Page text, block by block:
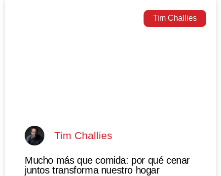
Tim Challies
Tim Challies
Mucho más que comida: por qué cenar
juntos transforma nuestro hogar